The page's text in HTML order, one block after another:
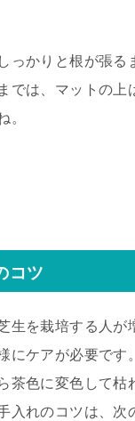
っかりと根が張る
では、マットの上
。
コツ
生を栽培する人が
にケアが必要です
茶色に変色して枯
入れのコツは、次